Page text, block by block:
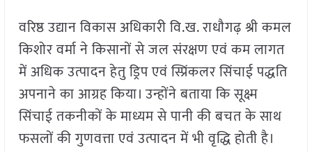
वरिष्ठ उद्यान विकास अधिकारी वि.ख. राधौगढ़ श्री कमल
किशोर वर्मा ने किसानों से जल संरक्षण एवं कम लागत
में अधिक उत्पादन हेतु ड्रिप एवं स्प्रिंकलर सिंचाई पद्धति
अपनाने का आग्रह किया। उन्होंने बताया कि सूक्ष्म
सिंचाई तकनीकों के माध्यम से पानी की बचत के साथ
फसलों की गुणवत्ता एवं उत्पादन में भी वृद्धि होती है।